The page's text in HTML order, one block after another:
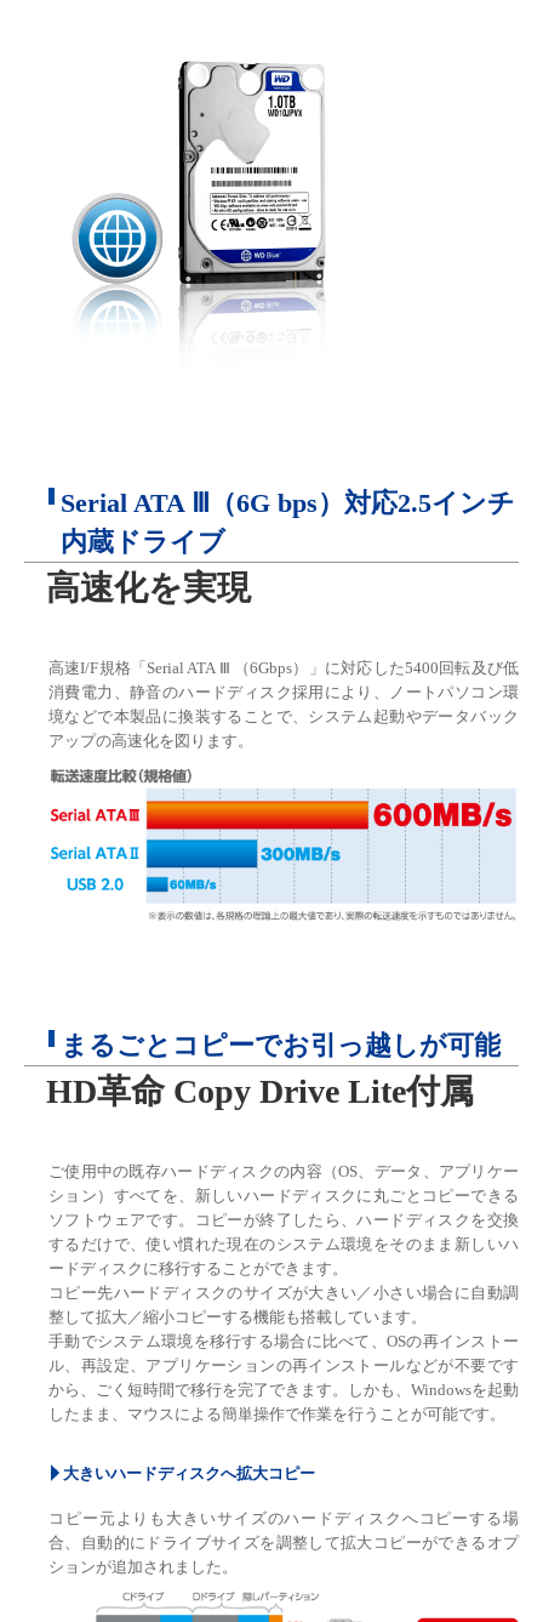
Serial ATA Ⅲ（6G bps）対応2.5インチ
内蔵ドライブ
高速化を実現
高速I/F規格「Serial ATA Ⅲ （6Gbps）」に対応した5400回転及び低
消費電力、静音のハードディスク採用により、ノートパソコン環
境などで本製品に換装することで、システム起動やデータバック
アップの高速化を図ります。
まるごとコピーでお引っ越しが可能
HD革命 Copy Drive Lite付属
ご使用中の既存ハードディスクの内容（OS、データ、アプリケー
ション）すべてを、新しいハードディスクに丸ごとコピーできる
ソフトウェアです。コピーが終了したら、ハードディスクを交換
するだけで、使い慣れた現在のシステム環境をそのまま新しいハ
ードディスクに移行することができます。
コピー先ハードディスクのサイズが大きい／小さい場合に自動調
整して拡大／縮小コピーする機能も搭載しています。
手動でシステム環境を移行する場合に比べて、OSの再インストー
ル、再設定、アプリケーションの再インストールなどが不要です
から、ごく短時間で移行を完了できます。しかも、Windowsを起動
したまま、マウスによる簡単操作で作業を行うことが可能です。
大きいハードディスクへ拡大コピー
コピー元よりも大きいサイズのハードディスクへコピーする場
合、自動的にドライブサイズを調整して拡大コピーができるオプ
ションが追加されました。